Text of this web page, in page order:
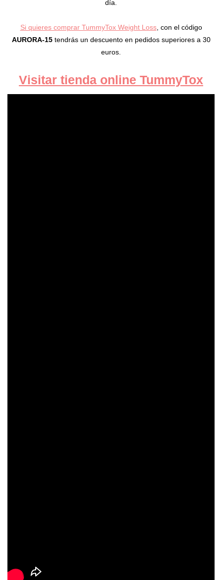
día.
Si quieres comprar TummyTox Weight Loss, con el código
AURORA-15tendrás un descuento en pedidos superiores a 30
euros.
Visitar tienda online TummyTox